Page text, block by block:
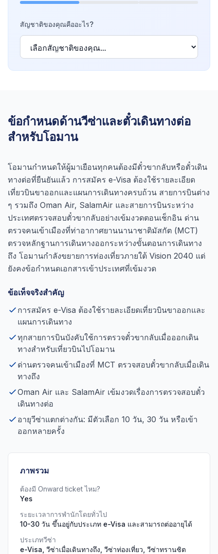
สัญชาติของคุณคืออะไร?
ข้อกำหนดด้านวีซ่าและตั๋วเดินทางต่อ
สำหรับโอมาน
โอมานกำหนดให้ผู้มาเยือนทุกคนต้องมีตั๋วขากลับหรือตั๋วเดิน
ทางต่อที่ยืนยันแล้ว การสมัคร e-Visa ต้องใช้รายละเอียด
เที่ยวบินขาออกและแผนการเดินทางครบถ้วน สายการบินต่าง
ๆ รวมถึง Oman Air, SalamAir และสายการบินระหว่าง
ประเทศตรวจสอบตั๋วขากลับอย่างเข้มงวดตอนเช็กอิน ด่าน
ตรวจคนเข้าเมืองที่ท่าอากาศยานนานาชาติมัสกัต (MCT)
ตรวจหลักฐานการเดินทางออกระหว่างขั้นตอนการเดินทาง
ถึง โอมานกำลังขยายการท่องเที่ยวภายใต้ Vision 2040 แต่
ยังคงข้อกำหนดเอกสารเข้าประเทศที่เข้มงวด
ข้อเท็จจริงสำคัญ
การสมัคร e-Visa ต้องใช้รายละเอียดเที่ยวบินขาออกและ
แผนการเดินทาง
ทุกสายการบินบังคับใช้การตรวจตั๋วขากลับเมื่อออกเดิน
ทางสำหรับเที่ยวบินไปโอมาน
ด่านตรวจคนเข้าเมืองที่ MCT ตรวจสอบตั๋วขากลับเมื่อเดิน
ทางถึง
Oman Air และ SalamAir เข้มงวดเรื่องการตรวจสอบตั๋ว
เดินทางต่อ
อายุวีซ่าแตกต่างกัน: มีตัวเลือก 10 วัน, 30 วัน หรือเข้า
ออกหลายครั้ง
ภาพรวม
ต้องมี Onward ticket ไหม?
Yes
ระยะเวลาการพำนักโดยทั่วไป
10-30 วัน ขึ้นอยู่กับประเภท e-Visa และสามารถต่ออายุได้
ประเภทวีซ่า
e-Visa, วีซ่าเมื่อเดินทางถึง, วีซ่าท่องเที่ยว, วีซ่าทรานซิต